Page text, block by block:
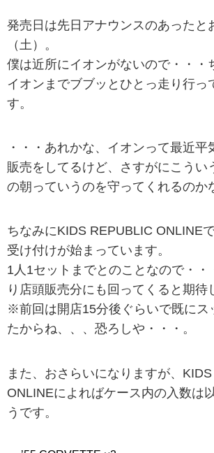
発売日は先日アナウンスのあったと
（土）。
僕は近所にイオンがないので・・・
イオンまでブブッとひとっ走り行っ
す。
・・・あれかな、イオンって最近平
販売をしてるけど、さすがにこうい
の朝っていうのを守ってくれるのか
ちなみにKIDS REPUBLIC ONLINE
受け付けが始まっています。
1人1セットまでとのことなので・・
り店頭販売分にも回ってくると期待
※前回は開店15分後ぐらいで既にス
たからね、、、恐ろしや・・・。
また、おさらいになりますが、
ONLINEによればケース内の入数は
うです。